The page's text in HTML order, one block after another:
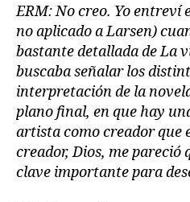
ERM: No creo. Yo entreví
no aplicado a Larsen)
bastante detallada de La
buscaba señalar los
interpretación de la
plano final, en que hay
artista como creador que
creador, Dios, me pareció
clave importante para